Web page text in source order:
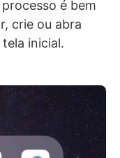
é bem
crie ou abra
inicial.